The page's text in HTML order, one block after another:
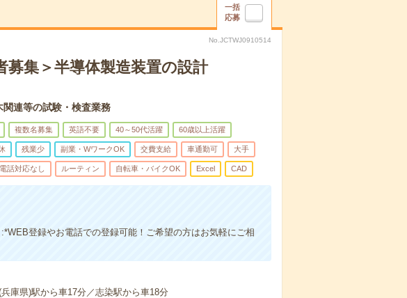
一括
応募
No.JCTWJ0910514
募集＞半導体製造装置の設計
連等の試験・検査業務
複数名募集 英語不要 40～50代活躍 60歳以上活躍
残業少 副業・WワークOK 交費支給 車通勤可 大手
電話対応なし ルーティン 自転車・バイクOK Excel CAD
登録やお電話での登録可能！ご希望の方はお気軽にご相
庫県)駅から車17分／志染駅から車18分